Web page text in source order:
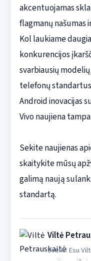
akcentuojamas
flagmanų našumas
Kol laukiame
konkurencijos
svarbiausių
telefonų
Android inovacijas
Vivo naujiena
Sekite naujienas
skaitykite mūsų
galimą naują
standartą.
Viltė
Sveiki! Esu